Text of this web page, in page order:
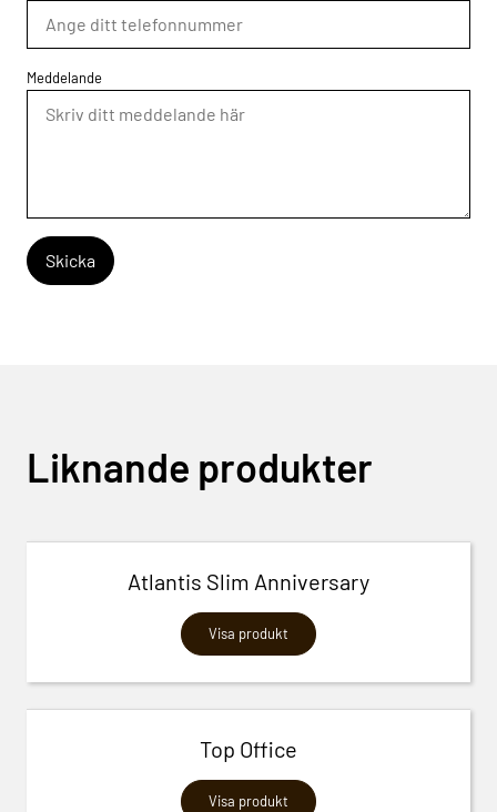
Meddelande
Liknande produkter
Atlantis Slim Anniversary
Visa produkt
Top Office
Visa produkt